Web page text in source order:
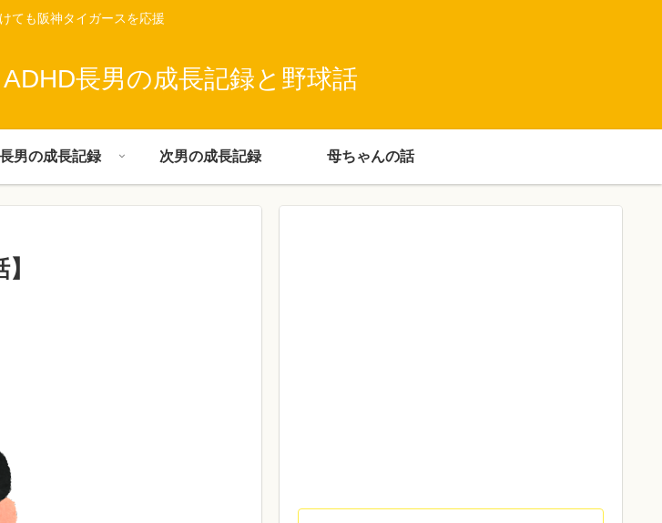
ても阪神タイガースを応援
長男の成長記録と野球話
長男の成長記録 次男の成長記録 母ちゃんの話